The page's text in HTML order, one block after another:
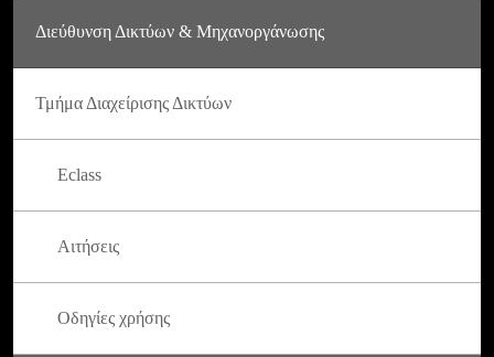
Διεύθυνση Δικτύων & Μηχανοργάνωσης
Τμήμα Διαχείρισης Δικτύων
Eclass
Αιτήσεις
Οδηγίες χρήσης